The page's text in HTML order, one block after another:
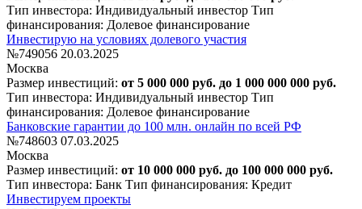
Тип инвестора: Индивидуальный инвестор Тип
финансирования: Долевое финансирование
Инвестирую на условиях долевого участия
№749056 20.03.2025
Москва
Размер инвестиций: от 5 000 000 руб. до 1 000 000 000 руб.
Тип инвестора: Индивидуальный инвестор Тип
финансирования: Долевое финансирование
Банковские гарантии до 100 млн. онлайн по всей РФ
№748603 07.03.2025
Москва
Размер инвестиций: от 10 000 000 руб. до 100 000 000 руб.
Тип инвестора: Банк Тип финансирования: Кредит
Инвестируем проекты